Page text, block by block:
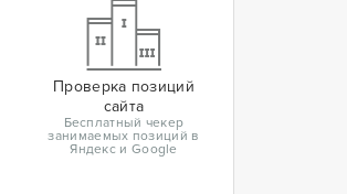
Проверка позиций
сайта
Бесплатный чекер
занимаемых позиций в
Яндекс и Google